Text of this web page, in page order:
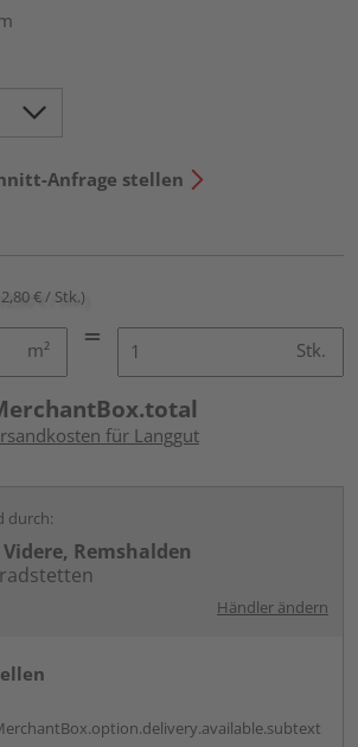
Anfrage stellen
€ / Stk.)
m² Stk.
für Langgut
durch:
Remshalden
Händler ändern